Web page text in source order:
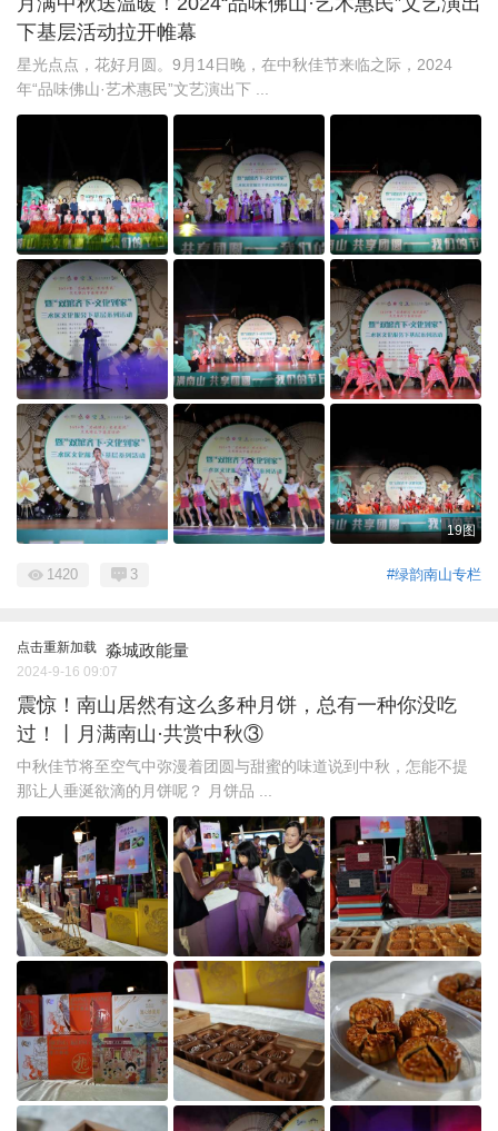
下基层活动拉开帷幕
星光点点，花好月圆。9月14日晚，在中秋佳节来临之际，2024
年“品味佛山·艺术惠民”文艺演出下 ...
19图
#绿韵南山专栏
1420 3
点击重新加载 淼城政能量
2024-9-16 09:07
震惊！南山居然有这么多种月饼，总有一种你没吃
过！丨月满南山·共赏中秋③
中秋佳节将至空气中弥漫着团圆与甜蜜的味道说到中秋，怎能不提
那让人垂涎欲滴的月饼呢？ 月饼品 ...